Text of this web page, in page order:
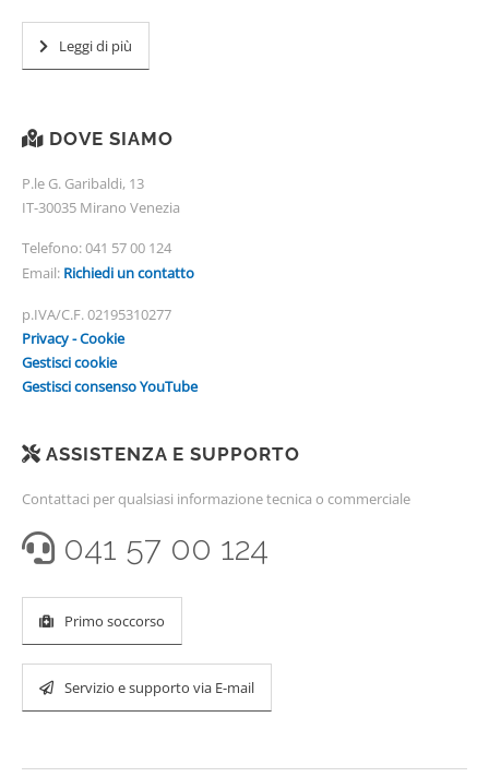
Leggi di più
DOVE SIAMO
P.le G. Garibaldi, 13
IT-30035 Mirano Venezia
Telefono:041 57 00 124
Email: Richiedi un contatto
p.IVA/C.F. 02195310277
Privacy - Cookie
Gestisci cookie
Gestisci consenso YouTube
ASSISTENZA E SUPPORTO
Contattaci per qualsiasi informazione tecnica o commerciale
041 57 00 124
Primo soccorso
Servizio e supporto via E-mail